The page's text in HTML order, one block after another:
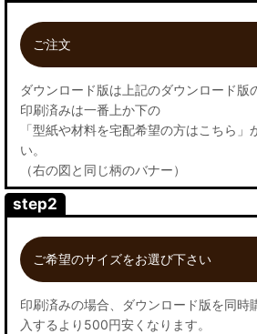
ご注文
ダウンロード版は上記のダウンロード版
印刷済みは一番上か下の
「型紙や材料を宅配希望の方はこちら」
い。
（右の図と同じ柄のバナー）
step2
ご希望のサイズをお選び下さい
印刷済みの場合、ダウンロード版を同時
入するより500円安くなります。